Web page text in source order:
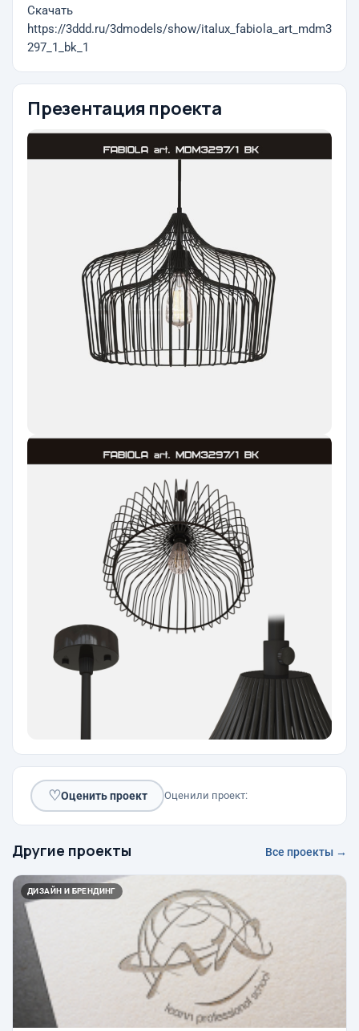
Скачать
https://3ddd.ru/3dmodels/show/italux_fabiola_art_mdm3
297_1_bk_1
Презентация проекта
♡Оценить проект Оценили проект:
Другие проекты Все проекты →
ДИЗАЙН И БРЕНДИНГ